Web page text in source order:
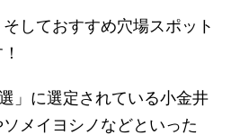
しておすすめ穴場スポット
」に選定されている小金井
メイヨシノなどといった